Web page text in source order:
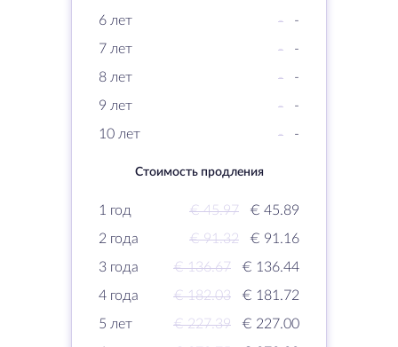
6 лет
-
-
7 лет
-
-
8 лет
-
-
9 лет
-
-
10 лет
- -
Стоимость продления
1 год € 45.97
€ 45.89
2 года
€ 91.32
€ 91.16
3 года
€ 136.67
€ 136.44
4 года
€ 182.03
€ 181.72
5 лет
€ 227.39
€ 227.00